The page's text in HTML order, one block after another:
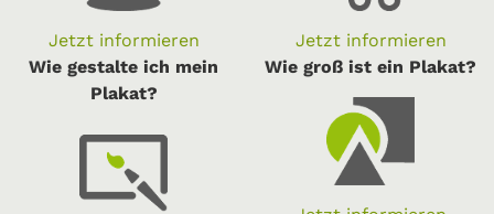
Jetzt informieren
Jetzt informieren
Wie gestalte ich mein
Plakat?
Wie groß ist ein Plakat?